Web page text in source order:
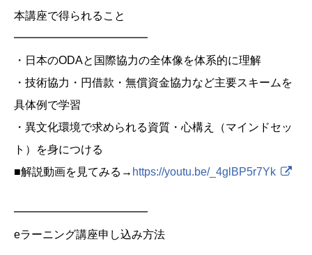
本講座で得られること
━━━━━━━━━━━━
・日本のODAと国際協力の全体像を体系的に理解
・技術協力・円借款・無償資金協力など主要スキームを
具体例で学習
・異文化環境で求められる資質・心構え（マインドセッ
ト）を身につける
■解説動画を見てみる→ https://youtu.be/_4glBP5r7Yk
━━━━━━━━━━━━
eラーニング講座申し込み方法